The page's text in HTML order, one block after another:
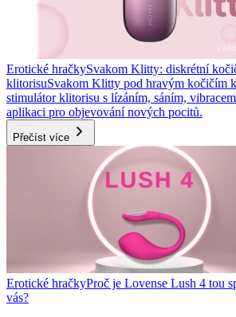
Erotické hračkySvakom Klitty: diskrétní
klitorisuSvakom Klitty pod hravým kočičím
stimulátor klitorisu s lízáním, sáním,
aplikaci pro objevování nových pocitů.
Přečíst více
Erotické hračkyProč je Lovense Lush 4 tou
vás?